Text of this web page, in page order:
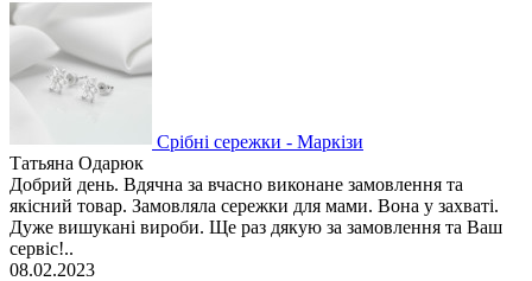
Срібні сережки - Маркізи
Татьяна Одарюк
Добрий день. Вдячна за вчасно виконане замовлення та
якісний товар. Замовляла сережки для мами. Вона у захваті.
Дуже вишукані вироби. Ще раз дякую за замовлення та Ваш
сервіс!..
08.02.2023